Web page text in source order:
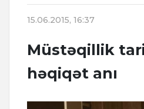
15.06.2015, 16:37
Müstəqillik
həqiqət anı